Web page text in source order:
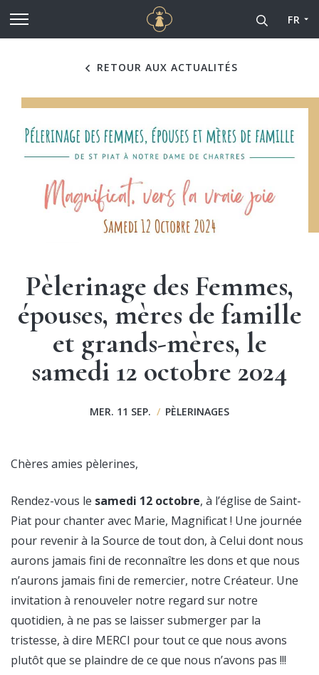
Aller au contenu principal Cathédrale Notre-Dame
FR
RETOUR AUX ACTUALITÉS
Pèlerinage des Femmes,
épouses, mères de famille
et grands-mères, le
samedi 12 octobre 2024
MER. 11 SEP. / PÈLERINAGES
Chères amies pèlerines,
Rendez-vous le samedi 12 octobre, à l’église de Saint-
Piat pour chanter avec Marie, Magnificat ! Une journée
pour revenir à la Source de tout don, à Celui dont nous
aurons jamais fini de reconnaître les dons et que nous
n’aurons jamais fini de remercier, notre Créateur. Une
invitation à renouveler notre regard sur notre
quotidien, à ne pas se laisser submerger par la
tristesse, à dire MERCI pour tout ce que nous avons
plutôt que se plaindre de ce que nous n’avons pas !!!